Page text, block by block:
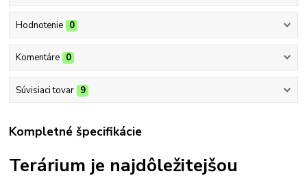
Hodnotenie 0
Komentáre 0
Súvisiaci tovar 9
Kompletné špecifikácie
Terárium je najdôležitejšou